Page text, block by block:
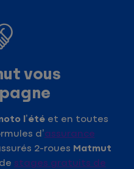
vous
l’étéet en toutes
d’assurance
2-roues Matmut
stages gratuits de